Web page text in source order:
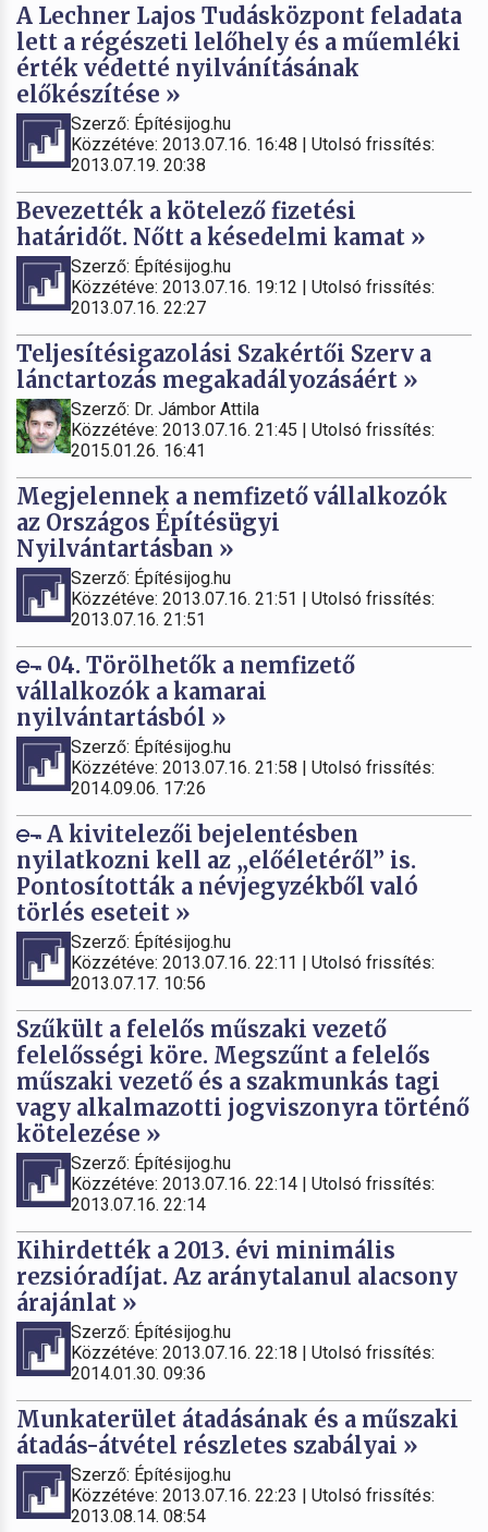
A Lechner Lajos Tudásközpont feladata
lett a régészeti lelőhely és a műemléki
érték védetté nyilvánításának
előkészítése »
Szerző: Építésijog.hu
Közzétéve: 2013.07.16. 16:48 | Utolsó frissítés:
2013.07.19. 20:38
Bevezették a kötelező fizetési
határidőt. Nőtt a késedelmi kamat »
Szerző: Építésijog.hu
Közzétéve: 2013.07.16. 19:12 | Utolsó frissítés:
2013.07.16. 22:27
Teljesítésigazolási Szakértői Szerv a
lánctartozás megakadályozásáért »
Szerző: Dr. Jámbor Attila
Közzétéve: 2013.07.16. 21:45 | Utolsó frissítés:
2015.01.26. 16:41
Megjelennek a nemfizető vállalkozók
az Országos Építésügyi
Nyilvántartásban »
Szerző: Építésijog.hu
Közzétéve: 2013.07.16. 21:51 | Utolsó frissítés:
2013.07.16. 21:51
04. Törölhetők a nemfizető
vállalkozók a kamarai
nyilvántartásból »
Szerző: Építésijog.hu
Közzétéve: 2013.07.16. 21:58 | Utolsó frissítés:
2014.09.06. 17:26
A kivitelezői bejelentésben
nyilatkozni kell az „előéletéről” is.
Pontosították a névjegyzékből való
törlés eseteit »
Szerző: Építésijog.hu
Közzétéve: 2013.07.16. 22:11 | Utolsó frissítés:
2013.07.17. 10:56
Szűkült a felelős műszaki vezető
felelősségi köre. Megszűnt a felelős
műszaki vezető és a szakmunkás tagi
vagy alkalmazotti jogviszonyra történő
kötelezése »
Szerző: Építésijog.hu
Közzétéve: 2013.07.16. 22:14 | Utolsó frissítés:
2013.07.16. 22:14
Kihirdették a 2013. évi minimális
rezsióradíjat. Az aránytalanul alacsony
árajánlat »
Szerző: Építésijog.hu
Közzétéve: 2013.07.16. 22:18 | Utolsó frissítés:
2014.01.30. 09:36
Munkaterület átadásának és a műszaki
átadás-átvétel részletes szabályai »
Szerző: Építésijog.hu
Közzétéve: 2013.07.16. 22:23 | Utolsó frissítés:
2013.08.14. 08:54